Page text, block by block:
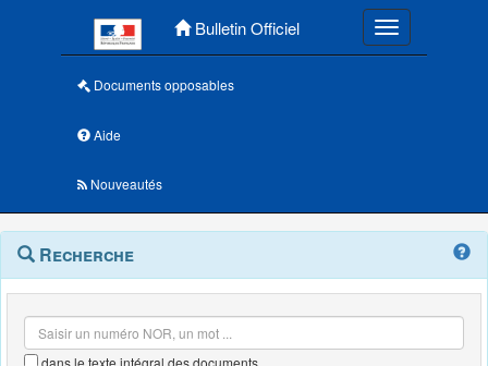
Bulletin Officiel Toggle
Documents opposables
Aide
Nouveautés
Navigation
outils
Menu
contextuel
Recherche
dans le texte intégral des documents